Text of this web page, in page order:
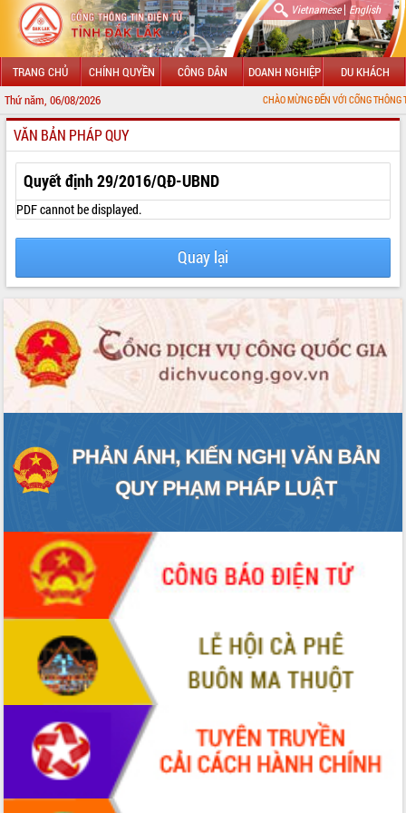
Vietnamese| English
TRANG CHỦ CHÍNH QUYỀN CÔNG DÂN DOANH NGHIỆP DU KHÁCH
Thứ năm, 06/08/2026 CHÀO MỪNG ĐẾN VỚI CỔNG THÔNG TIN ĐIỆN
GIỚI THIỆU
LÃNH ĐẠO UBND TỈNH
TIN TỨC SỰ KIỆN
UBND CÁC XÃ, PHƯỜNG
THÔNG TIN CHỈ ĐẠO ĐIỀU HÀNH
HỆ THỐNG VĂN BẢN
VĂN BẢN HĐND TỈNH
QUY HOẠCH - KẾ HOẠCH
VĂN BẢN PHÁP QUY
Quyết định 29/2016/QĐ-UBND
PDF cannot be displayed.
Quay lại